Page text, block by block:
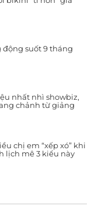
suốt 9 tháng
nhất nhì showbiz,
chảnh từ giảng
chị em “xếp xó” khi
lịch mê 3 kiểu này